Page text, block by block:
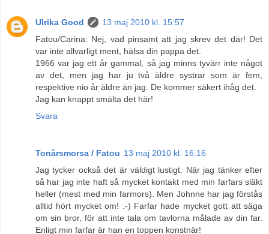
Ulrika Good
13 maj 2010 kl. 15:57
Fatou/Carina: Nej, vad pinsamt att jag skrev det där! Det
var inte allvarligt ment, hälsa din pappa det.
1966 var jag ett år gammal, så jag minns tyvärr inte något
av det, men jag har ju två äldre systrar som är fem,
respektive nio år äldre än jag. De kommer säkert ihåg det.
Jag kan knappt smälta det här!
Svara
Tonårsmorsa / Fatou 13 maj 2010 kl. 16:16
Jag tycker också det är väldigt lustigt. När jag tänker efter
så har jag inte haft så mycket kontakt med min farfars släkt
heller (mest med min farmors). Men Johnne har jag förstås
alltid hört mycket om! :-) Farfar hade mycket gott att säga
om sin bror, för att inte tala om tavlorna målade av din far.
Enligt min farfar är han en toppen konstnär!